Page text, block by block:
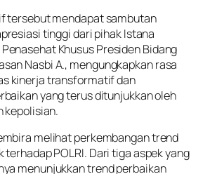
tersebut mendapat sambutan
tinggi dari pihak Istana
Khusus Presiden Bidang
Nasbi A., mengungkapkan rasa
kinerja transformatif dan
yang terus ditunjukkan oleh
kepolisian.
melihat perkembangan trend
terhadap POLRI. Dari tiga aspek yang
menunjukkan trend perbaikan